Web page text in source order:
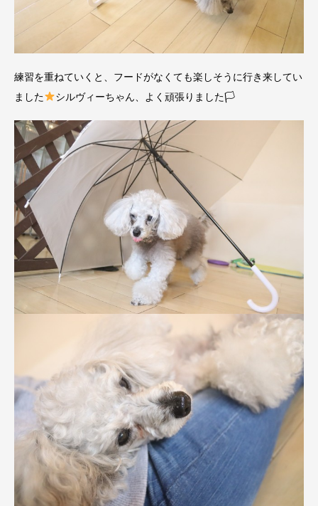
練習を重ねていくと、フードがなくても楽しそうに行き来してい
ました
シルヴィーちゃん、よく頑張りました🏳